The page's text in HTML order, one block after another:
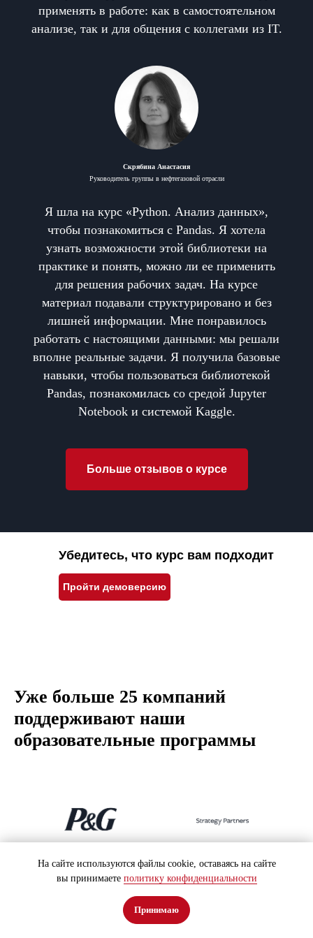
На сайте используются файлы cookie, оставаясь на сайте
вы принимаете политику конфиденциальности
Принимаю
применять в работе: как в самостоятельном
анализе, так и для общения с коллегами из IT.
Скрябина Анастасия
Руководитель группы в нефтегазовой отрасли
Я шла на курс «Python. Анализ данных»,
чтобы познакомиться с Pandas. Я хотела
узнать возможности этой библиотеки на
практике и понять, можно ли ее применить
для решения рабочих задач. На курсе
материал подавали структурировано и без
лишней информации. Мне понравилось
работать с настоящими данными: мы решали
вполне реальные задачи. Я получила базовые
навыки, чтобы пользоваться библиотекой
Pandas, познакомилась со средой Jupyter
Notebook и системой Kaggle.
Больше отзывов о курсе
Пройти демоверсию
Убедитесь, что курс вам подходит
Уже больше 25 компаний
поддерживают наши
образовательные программы